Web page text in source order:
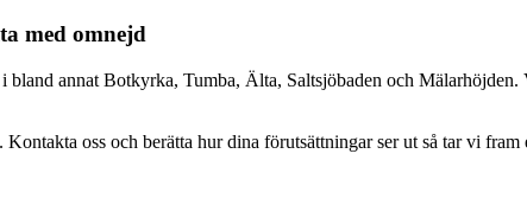
med omnejd
annat Botkyrka, Tumba, Älta, Saltsjöbaden och
oss och berätta hur dina förutsättningar ser ut så tar vi